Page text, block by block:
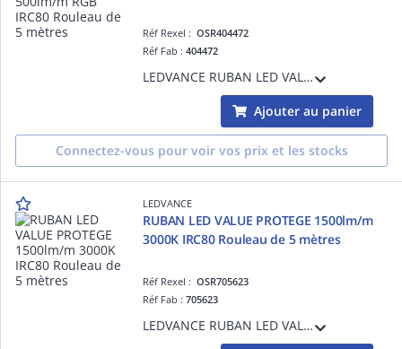
Réf Rexel :OSR404472
Réf Fab :404472
LEDVANCE RUBAN LED VALUE PROTEGE 500lm/m RGB IRC80 Rouleau de 5 mètres IP65 - - 20000 h (L70B50) - Garantie 2ans - Précâblé des 2 côtés - 5000 mmxx
Ajouter au panier
Connectez-vous pour voir vos prix et les stocks
LEDVANCE
RUBAN LED VALUE PROTEGE 1500lm/m
3000K IRC80 Rouleau de 5 mètres
Réf Rexel :OSR705623
Réf Fab :705623
LEDVANCE RUBAN LED VALUE PROTEGE 1500lm/m 3000K IRC80 Rouleau de 5 mètres IP65 - 12,0 W/m - 30000 h (L70B50) - Garantie 3ans - Précâblé des 2 côtés - 5000 mmx10,0 mmx4,10 mm